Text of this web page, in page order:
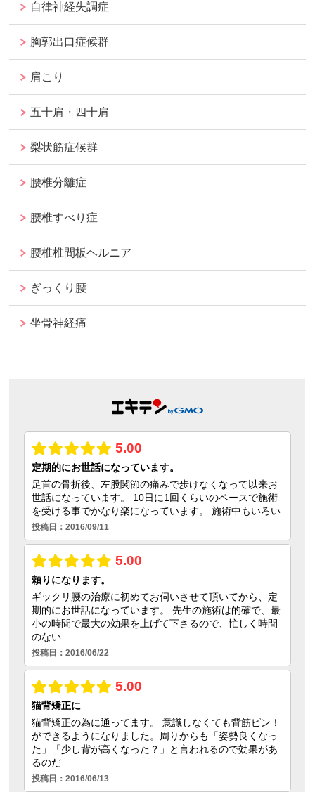
自律神経失調症
胸郭出口症候群
肩こり
五十肩・四十肩
梨状筋症候群
腰椎分離症
腰椎すべり症
腰椎椎間板ヘルニア
ぎっくり腰
坐骨神経痛